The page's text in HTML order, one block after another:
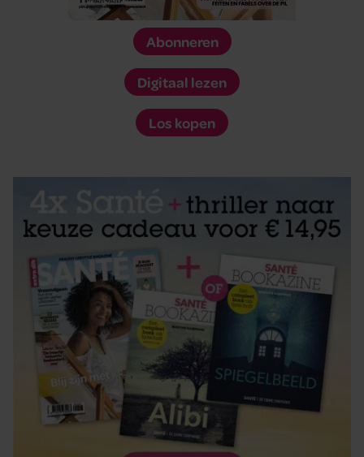
Abonneren
Digitaal lezen
Los kopen